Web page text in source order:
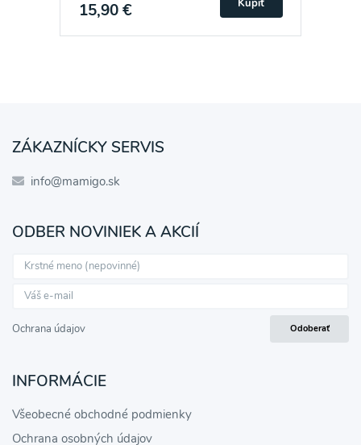
15,90 € Kúpiť
ZÁKAZNÍCKY SERVIS
info@mamigo.sk
ODBER NOVINIEK A AKCIÍ
Ochrana údajov Odoberať
INFORMÁCIE
Všeobecné obchodné podmienky
Ochrana osobných údajov